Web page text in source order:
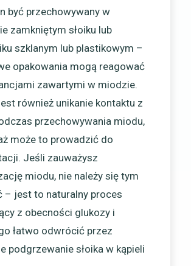
być przechowywany w
zamkniętym słoiku lub
szklanym lub plastikowym –
opakowania mogą reagować
zawartymi w miodzie.
również unikanie kontaktu z
przechowywania miodu,
może to prowadzić do
Jeśli zauważysz
miodu, nie należy się tym
– jest to naturalny proces
z obecności glukozy i
łatwo odwrócić przez
podgrzewanie słoika w kąpieli